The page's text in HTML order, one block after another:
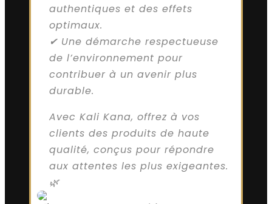
authentiques et des effets
optimaux.
✔ Une démarche respectueuse
de l’environnement pour
contribuer à un avenir plus
durable.
Avec Kali Kana, offrez à vos
clients des produits de haute
qualité, conçus pour répondre
aux attentes les plus exigeantes.
🌿